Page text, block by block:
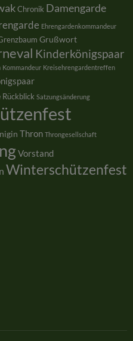
Chronik Damengarde
Ehrengardenkommandeur
Grußwort
Kinderkönigspaar
Kommandeur Kreisehrengardentreffen
Rückblick Satzungsänderung
Thron Throngesellschaft
Vorstand
Winterschützenfest